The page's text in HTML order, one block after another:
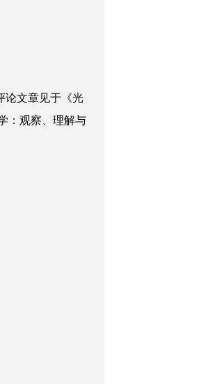
论文章见于《光
：观察、理解与